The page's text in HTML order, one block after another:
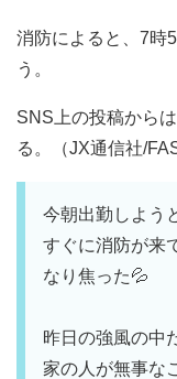
消防によると、7時
う。
SNS上の投稿から
る。（JX通信社/
今朝出勤しよう
すぐに消防が来
なり焦った💦
昨日の強風の中
家の人が無事な